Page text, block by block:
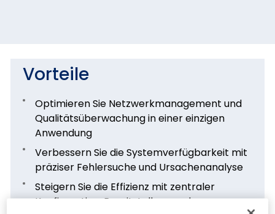
Vorteile
Optimieren Sie Netzwerkmanagement und
Qualitätsüberwachung in einer einzigen
Anwendung
Verbessern Sie die Systemverfügbarkeit mit
präziser Fehlersuche und Ursachenanalyse
Steigern Sie die Effizienz mit zentraler
Konfiguration, Bereitstellung und